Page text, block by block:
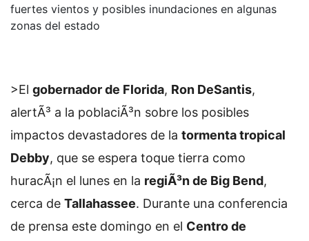
fuertes vientos y posibles inundaciones en algunas
zonas del estado
>El gobernador de Florida, Ron DeSantis,
alertÃ³ a la poblaciÃ³n sobre los posibles
impactos devastadores de la tormenta tropical
Debby, que se espera toque tierra como
huracÃ¡n el lunes en la regiÃ³n de Big Bend,
cerca de Tallahassee. Durante una conferencia
de prensa este domingo en el Centro de